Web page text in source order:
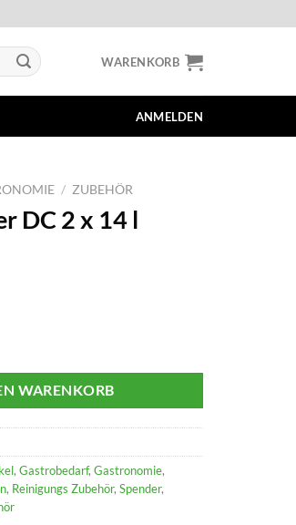
WARENKORB
ANMELDEN
/ ZUBEHÖR
DC 2 x 14 l
WARENKORB
, Gastrobedarf, Gastronomie,
, Reinigungs Zubehör, Spender,